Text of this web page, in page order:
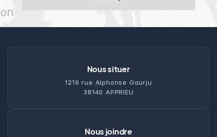
Nous situer
1219 rue Alphonse Gourju
38140 APPRIEU
Nous joindre